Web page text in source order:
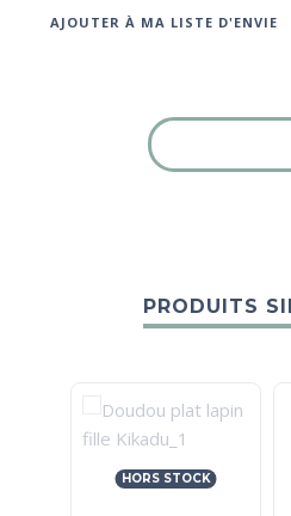
AJOUTER À MA LISTE D'ENVIE
PRODUITS
HORS STOCK